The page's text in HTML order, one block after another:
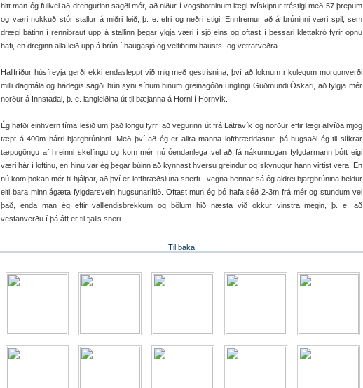
hitt man ég fullvel að drengurinn sagði mér, að niður í vogsbotninum lægi tvískiptur tréstigi með 57 þrepum
og væri nokkuð stór stallur á miðri leið, þ. e. efri og neðri stigi. Ennfremur að á brúninni væri spil, sem
drægi bátinn í rennibraut upp á stallinn þegar ylgja væri í sjó eins og oftast í þessari klettakró fyrir opnu
hafi, en dreginn alla leið upp á brún í haugasjó og veltibrimi hausts- og vetrarveðra.
Hallfríður húsfreyja gerði ekki endasleppt við mig með gestrisnina, því að loknum ríkulegum morgunverði
milli dagmála og hádegis sagði hún syni sínum hinum greinagóða unglingi Guðmundi Óskari, að fylgja mér
norður á Innstadal, þ. e. langleiðina út til bæjanna á Horni í Hornvík.
Ég hafði einhvern tíma lesið um það löngu fyrr, að vegurinn út frá Látravík og norður eftir lægi allvíða mjög
tæpt á 400m hárri bjargbrúninni. Með því að ég er allra manna lofthræddastur, þá hugsaði ég til slíkrar
tæpugöngu af hreinni skelfingu og kom mér nú óendanlega vel að fá nákunnugan fylgdarmann þótt eigi
væri hár í loftinu, en hinu var ég þegar búinn að kynnast hversu greindur og skynugur hann virtist vera. En
nú kom þokan mér til hjálpar, að því er lofthræðsluna snerti - vegna hennar sá ég aldrei bjargbrúnina heldur
elti bara minn ágæta fylgdarsvein hugsunarlítið. Oftast mun ég þó hafa séð 2-3m frá mér og stundum vel
það, enda man ég eftir valllendisbrekkum og bölum hið næsta við okkur vinstra megin, þ. e. að
vestanverðu í þá átt er til fjalls sneri.
Til baka